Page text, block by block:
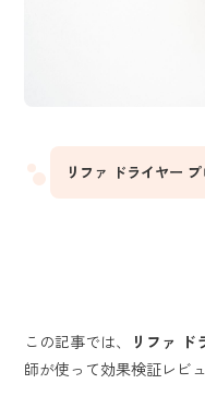
リファ ドライヤー
この記事では、 リファ ド
師が使って効果検証レビ